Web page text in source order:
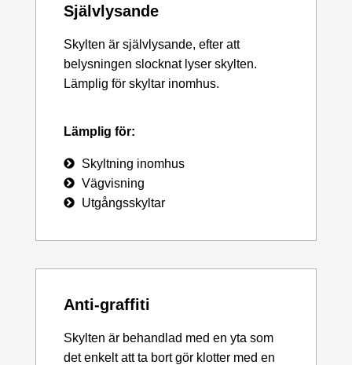
Självlysande
Skylten är självlysande, efter att
belysningen slocknat lyser skylten.
Lämplig för skyltar inomhus.
Lämplig för:
Skyltning inomhus
Vägvisning
Utgångsskyltar
Anti-graffiti
Skylten är behandlad med en yta som
det enkelt att ta bort gör klotter med en